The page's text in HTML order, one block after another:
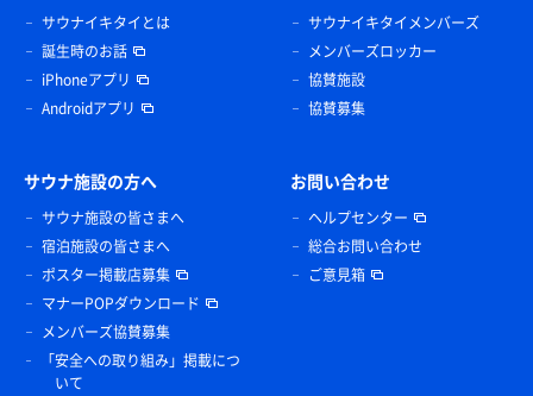
サウナイキタイとは
誕生時のお話
iPhoneアプリ
Androidアプリ
サウナイキタイメンバーズ
メンバーズロッカー
協賛施設
協賛募集
サウナ施設の方へ
サウナ施設の皆さまへ
宿泊施設の皆さまへ
ポスター掲載店募集
マナーPOPダウンロード
メンバーズ協賛募集
「安全への取り組み」掲載につ
いて
お問い合わせ
ヘルプセンター
総合お問い合わせ
ご意見箱